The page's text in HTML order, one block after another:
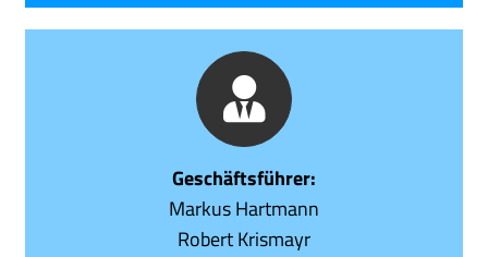
Geschäftsführer:
Markus Hartmann
Robert Krismayr